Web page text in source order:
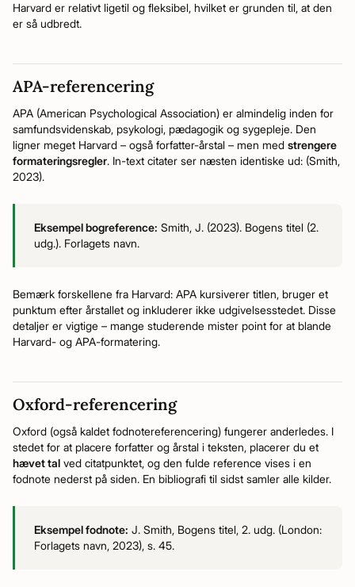
Harvard er relativt ligetil og fleksibel, hvilket er grunden til, at den
er så udbredt.
APA-referencering
APA (American Psychological Association) er almindelig inden for
samfundsvidenskab, psykologi, pædagogik og sygepleje. Den
ligner meget Harvard – også forfatter-årstal – men med strengere
formateringsregler. In-text citater ser næsten identiske ud: (Smith,
2023).
Eksempel bogreference: Smith, J. (2023). Bogens titel (2.
udg.). Forlagets navn.
Bemærk forskellene fra Harvard: APA kursiverer titlen, bruger et
punktum efter årstallet og inkluderer ikke udgivelsesstedet. Disse
detaljer er vigtige – mange studerende mister point for at blande
Harvard- og APA-formatering.
Oxford-referencering
Oxford (også kaldet fodnotereferencering) fungerer anderledes. I
stedet for at placere forfatter og årstal i teksten, placerer du et
hævet tal ved citatpunktet, og den fulde reference vises i en
fodnote nederst på siden. En bibliografi til sidst samler alle kilder.
Eksempel fodnote: J. Smith, Bogens titel, 2. udg. (London:
Forlagets navn, 2023), s. 45.